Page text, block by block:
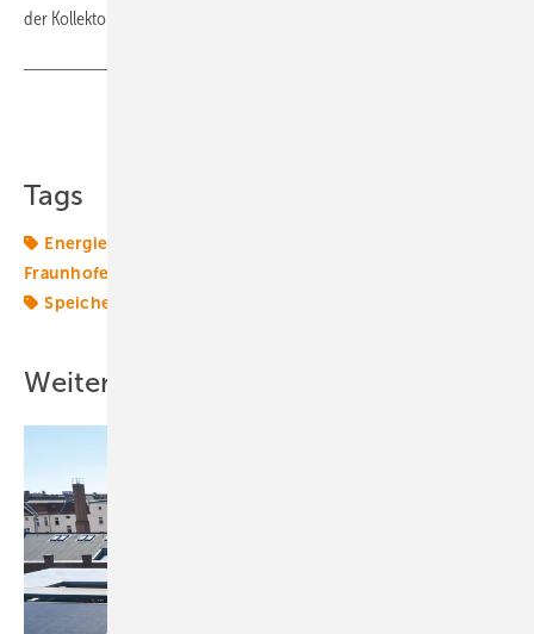
der Kollektoren in die Fassade. (
Tags
Energiewende 2.0
Fraunhofer ISE
Speicher
Weitere Inhalte